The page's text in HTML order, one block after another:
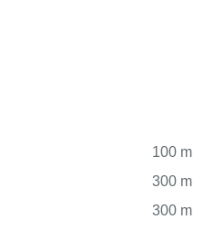
100 m
300 m
300 m